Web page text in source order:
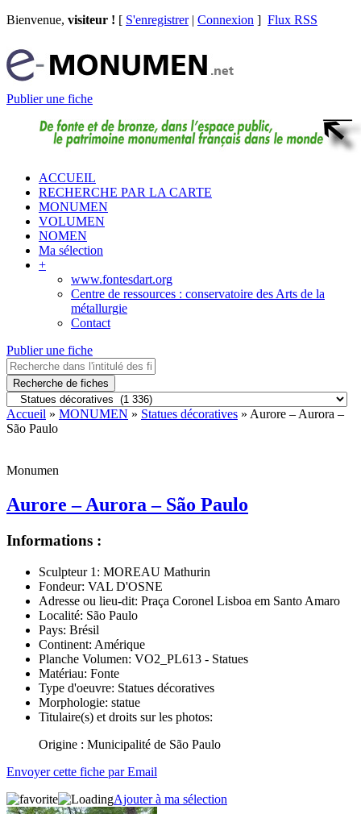
Bienvenue, visiteur ! [ S'enregistrer| Connexion ] Flux RSS
Publier une fiche
ACCUEIL
RECHERCHE PAR LA CARTE
MONUMEN
VOLUMEN
NOMEN
Ma sélection
+
www.fontesdart.org
Centre de ressources : conservatoire des Arts de la
métallurgie
Contact
Publier une fiche
Recherche de fiches
Accueil » MONUMEN » Statues décoratives » Aurore – Aurora –
São Paulo
Monumen
Aurore – Aurora – São Paulo
Informations :
Sculpteur 1: MOREAU Mathurin
Fondeur: VAL D'OSNE
Adresse ou lieu-dit: Praça Coronel Lisboa em Santo Amaro
Localité: São Paulo
Pays: Brésil
Continent: Amérique
Planche Volumen: VO2_PL613 - Statues
Matériau: Fonte
Type d'oeuvre: Statues décoratives
Morphologie: statue
Titulaire(s) et droits sur les photos:
Origine : Municipalité de São Paulo
Envoyer cette fiche par Email
Ajouter à ma sélection